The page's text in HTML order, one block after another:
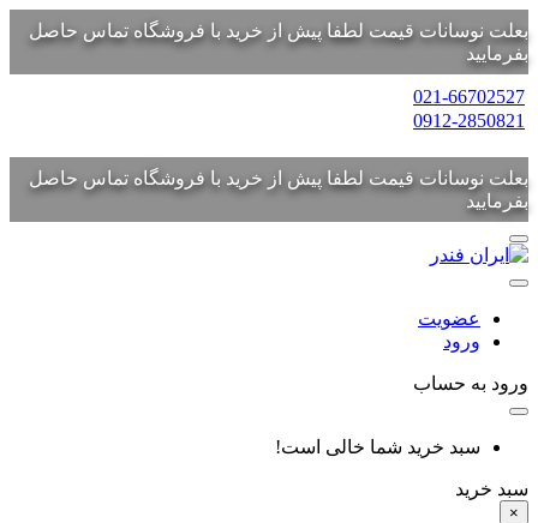
بعلت نوسانات قیمت لطفا پیش از خرید با فروشگاه تماس حاصل
بفرمایید
021-66702527
0912-2850821
بعلت نوسانات قیمت لطفا پیش از خرید با فروشگاه تماس حاصل
بفرمایید
عضویت
ورود
ورود به حساب
سبد خرید شما خالی است!
سبد خرید
×